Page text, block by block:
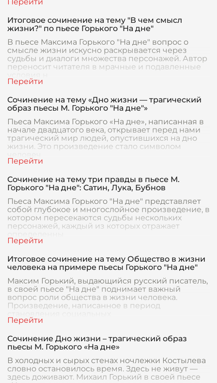
Итоговое сочинение на тему "В чем смысл
жизни?" по пьесе Горького "На дне"
В пьесе Максима Горького "На дне" вопрос о
смысле жизни искусно раскрывается через
судьбы и диалоги множества персонажей. Автор
переносит читателя в мрачные и подавленные
Сочинение на тему «Дно жизни — трагический
образ пьесы М. Горького "На дне"»
Пьеса Максима Горького «На дне», написанная в
начале двадцатого века, открывает перед нами
трагический мир людей, опустившихся на дно
жизни. Это произведение стало символом
Сочинение на тему три правды в пьесе М.
Горького "На дне": Сатин, Лука, Бубнов
Пьеса Максима Горького "На дне" представляет
собой глубокое и многослойное произведение, в
котором пересекаются судьбы нескольких
персонажей, каждый из которых отражает
Итоговое сочинение на тему Общество в жизни
человека на примере пьесы Горького "На дне"
Максим Горький, выдающийся русский писатель,
в своей пьесе "На дне" поднимает важный
вопрос роли общества в жизни человека.
Произведение, написанное в период
Сочинение Дно жизни – трагический образ
пьесы М. Горького «На дне»
В холодных и сырых стенах ночлежки Костылева
словно остановилось время. Здесь не живут —
здесь доживают. Михаил Горький в своей пьесе